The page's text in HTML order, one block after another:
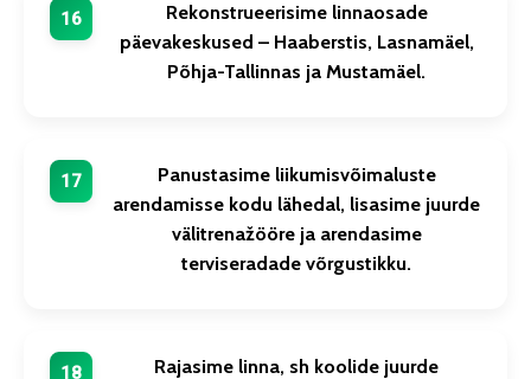
Rekonstrueerisime linnaosade
päevakeskused – Haaberstis, Lasnamäel,
Põhja-Tallinnas ja Mustamäel.
Panustasime liikumisvõimaluste
arendamisse kodu lähedal, lisasime juurde
välitrenažööre ja arendasime
terviseradade võrgustikku.
Rajasime linna, sh koolide juurde